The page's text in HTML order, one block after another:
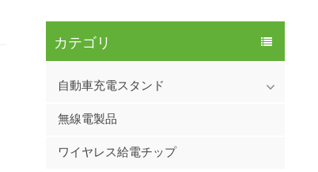
カテゴリ
自動車充電スタンド
無線電製品
ワイヤレス給電チップ